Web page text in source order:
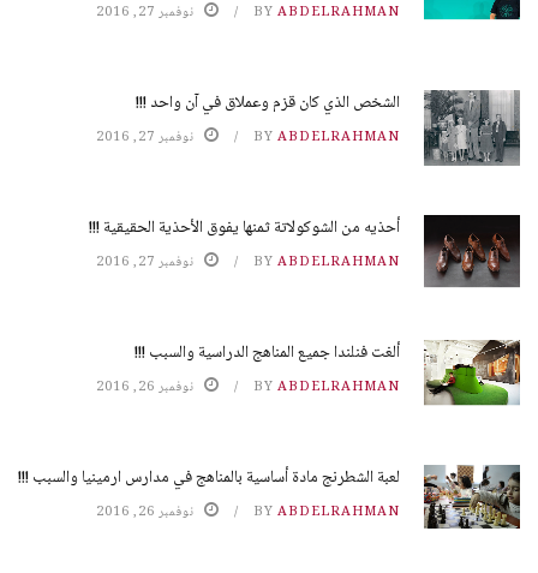
BY ABDELRAHMAN نوفمبر 27, 2016
الشخص الذي كان قزم وعملاق في آن واحد !!!
BY ABDELRAHMAN نوفمبر 27, 2016
أحذيه من الشوكولاتة ثمنها يفوق الأحذية الحقيقية !!!
BY ABDELRAHMAN نوفمبر 27, 2016
ألغت فنلندا جميع المناهج الدراسية والسبب !!!
BY ABDELRAHMAN نوفمبر 26, 2016
لعبة الشطرنج مادة أساسية بالمناهج في مدارس ارمينيا والسبب !!!
BY ABDELRAHMAN نوفمبر 26, 2016